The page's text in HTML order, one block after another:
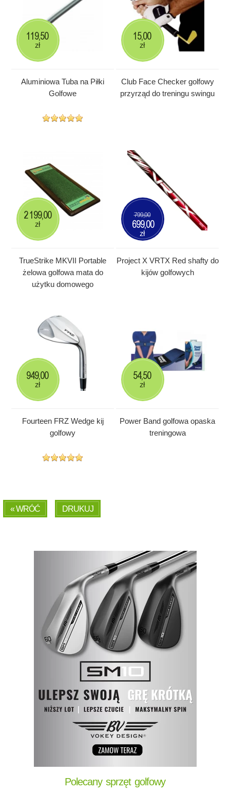
Aluminiowa Tuba na Piłki
Golfowe
119,50
zł
Club Face Checker golfowy
przyrząd do treningu swingu
15,00
zł
TrueStrike MKVII Portable
żelowa golfowa mata do
użytku domowego
2 199,00
zł
Project X VRTX Red shafty do
kijów golfowych
799,00
699,00
zł
Fourteen FRZ Wedge kij
golfowy
949,00
zł
Power Band golfowa opaska
treningowa
54,50
zł
« WRÓĆ DRUKUJ
Polecany sprzęt golfowy